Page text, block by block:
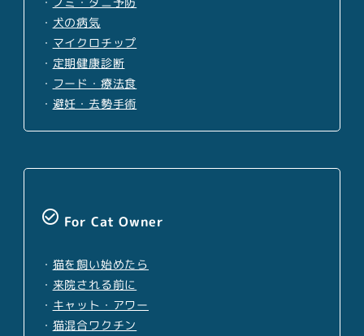
・ 犬の病気
・ マイクロチップ
・ 定期健康診断
・ フード・療法食
・ 避妊・去勢手術
check_circle_outline For Cat Owner
・ 猫を飼い始めたら
・ 来院される前に
・ キャット・アワー
・ 猫混合ワクチン